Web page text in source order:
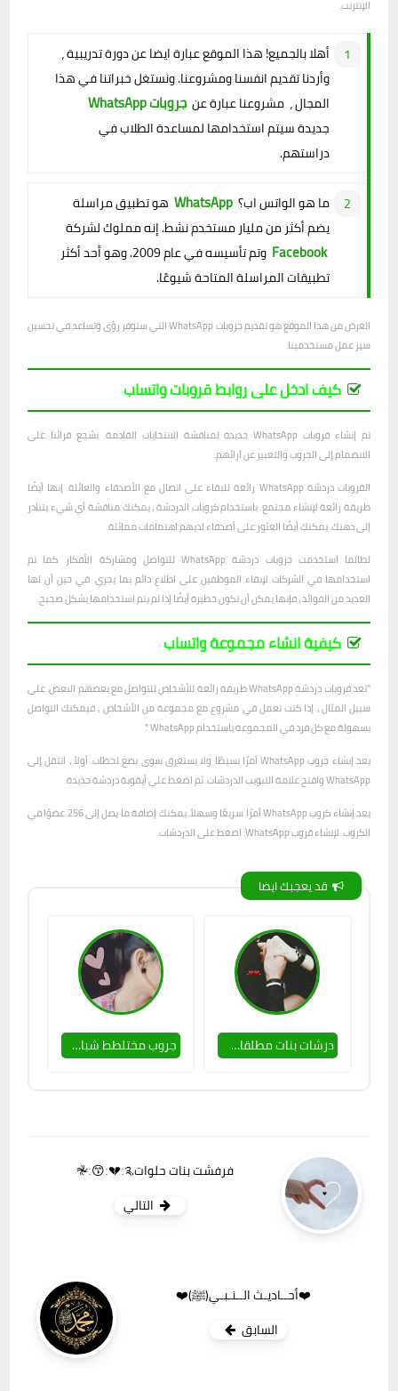
الإنترنت.
أهلا بالجميع! هذا الموقع عبارة ايضا عن دورة تدريبية ،
وأردنا تقديم انفسنا ومشروعنا. ونستغل خبراتنا في هذا
المجال ، مشروعنا عبارة عن جروبات WhatsApp
جديدة سيتم استخدامها لمساعدة الطلاب في
دراستهم.
ما هو الواتس اب؟ WhatsApp هو تطبيق مراسلة
يضم أكثر من مليار مستخدم نشط. إنه مملوك لشركة
Facebook
وتم تأسيسه في عام 2009. وهو أحد أكثر
تطبيقات المراسلة المتاحة شيوعًا.
الغرض من هذا الموقع هو تقديم جروبات WhatsApp التي ستوفر رؤى وتساعد في تحسين
سير عمل مستخدمينا.
كيف ادخل على روابط قروبات واتساب
تم إنشاء قروبات WhatsApp جديدة لمناقشة الانتخابات القادمة. نشجع قرائنا على
الانضمام إلى الجروب والتعبير عن آرائهم.
القروبات دردشة WhatsApp رائعة للبقاء على اتصال مع الأصدقاء والعائلة. إنها أيضًا
طريقة رائعة لإنشاء مجتمع. باستخدام كروبات الدردشة ، يمكنك مناقشة أي شيء يتبادر
إلى ذهنك. يمكنك أيضًا العثور على أصدقاء لديهم اهتمامات مماثلة.
لطالما استخدمت جروبات دردشة WhatsApp للتواصل ومشاركة الأفكار. كما تم
استخدامها في الشركات لإبقاء الموظفين على اطلاع دائم بما يجري. في حين أن لها
العديد من الفوائد ، فإنها يمكن أن تكون خطيرة أيضًا إذا لم يتم استخدامها بشكل صحيح.
كيفية انشاء مجموعة واتساب
"تعد قروبات دردشة WhatsApp طريقة رائعة للأشخاص للتواصل مع بعضهم البعض. على
سبيل المثال ، إذا كنت تعمل في مشروع مع مجموعة من الأشخاص ، فيمكنك التواصل
بسهولة مع كل فرد في المجموعة باستخدام WhatsApp ".
يعد إنشاء جروب WhatsApp أمرًا بسيطًا ولا يستغرق سوى بضع لحظات. أولاً ، انتقل إلى
WhatsApp وافتح علامة التبويب الدردشات. ثم اضغط على أيقونة دردشة جديدة.
يعد إنشاء كروب WhatsApp أمرًا سريعًا وسهلاً. يمكنك إضافة ما يصل إلى 256 عضوًا في
الكروب. لإنشاء قروب WhatsApp: اضغط على الدردشات.
قد يعجبك ايضا
درشات بنات مطلقات متزوجاات جروب مختلطط شباب وبنات
فرفشت بنات حلوات.𖤛ː😙ː💔ː༉
التالي
❤️أحــاديـث الــنـبـي(ﷺ)❤️
السابق